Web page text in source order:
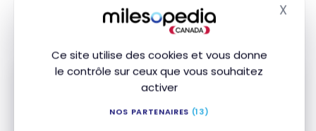
Ce site utilise des cookies et vous donne
le contrôle sur ceux que vous souhaitez
activer
NOS PARTENAIRES (13)
X
Les plages Escambron et Del Condado
Abonnez-vous gratuitement à l'infolettre